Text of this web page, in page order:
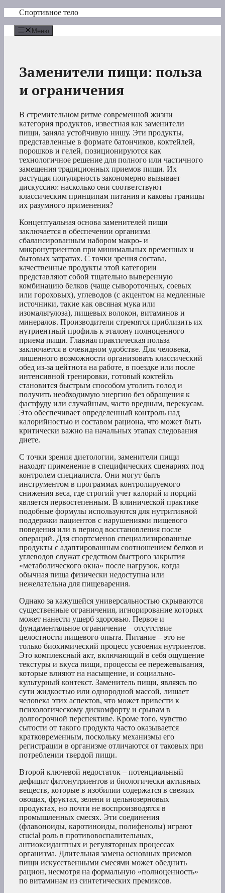
Перейти
содержимому
Спортивное тело
Меню
Заменители пищи: польза
и ограничения
В стремительном ритме современной жизни
категория продуктов, известная как заменители
пищи, заняла устойчивую нишу. Эти продукты,
представленные в формате батончиков, коктейлей,
порошков и гелей, позиционируются как
технологичное решение для полного или частичного
замещения традиционных приемов пищи. Их
растущая популярность закономерно вызывает
дискуссию: насколько они соответствуют
классическим принципам питания и каковы границы
их разумного применения?
Концептуальная основа заменителей пищи
заключается в обеспечении организма
сбалансированным набором макро- и
микронутриентов при минимальных временных и
бытовых затратах. С точки зрения состава,
качественные продукты этой категории
представляют собой тщательно выверенную
комбинацию белков (чаще сывороточных, соевых
или гороховых), углеводов (с акцентом на медленные
источники, такие как овсяная мука или
изомальтулоза), пищевых волокон, витаминов и
минералов. Производители стремятся приблизить их
нутриентный профиль к эталону полноценного
приема пищи. Главная практическая польза
заключается в очевидном удобстве. Для человека,
лишенного возможности организовать классический
обед из-за цейтнота на работе, в поездке или после
интенсивной тренировки, готовый коктейль
становится быстрым способом утолить голод и
получить необходимую энергию без обращения к
фастфуду или случайным, часто вредным, перекусам.
Это обеспечивает определенный контроль над
калорийностью и составом рациона, что может быть
критически важно на начальных этапах следования
диете.
С точки зрения диетологии, заменители пищи
находят применение в специфических сценариях под
контролем специалиста. Они могут быть
инструментом в программах контролируемого
снижения веса, где строгий учет калорий и порций
является первостепенным. В клинической практике
подобные формулы используются для нутритивной
поддержки пациентов с нарушениями пищевого
поведения или в период восстановления после
операций. Для спортсменов специализированные
продукты с адаптированным соотношением белков и
углеводов служат средством быстрого закрытия
«метаболического окна» после нагрузок, когда
обычная пища физически недоступна или
нежелательна для пищеварения.
Однако за кажущейся универсальностью скрываются
существенные ограничения, игнорирование которых
может нанести ущерб здоровью. Первое и
фундаментальное ограничение – отсутствие
целостности пищевого опыта. Питание – это не
только биохимический процесс усвоения нутриентов.
Это комплексный акт, включающий в себя ощущение
текстуры и вкуса пищи, процессы ее пережевывания,
которые влияют на насыщение, и социально-
культурный контекст. Заменитель пищи, являясь по
сути жидкостью или однородной массой, лишает
человека этих аспектов, что может привести к
психологическому дискомфорту и срывам в
долгосрочной перспективе. Кроме того, чувство
сытости от такого продукта часто оказывается
кратковременным, поскольку механизмы его
регистрации в организме отличаются от таковых при
потреблении твердой пищи.
Второй ключевой недостаток – потенциальный
дефицит фитонутриентов и биологически активных
веществ, которые в изобилии содержатся в свежих
овощах, фруктах, зелени и цельнозерновых
продуктах, но почти не воспроизводятся в
промышленных смесях. Эти соединения
(флавоноиды, каротиноиды, полифенолы) играют
crucial роль в противовоспалительных,
антиоксидантных и регуляторных процессах
организма. Длительная замена основных приемов
пищи искусственными смесями может обеднить
рацион, несмотря на формальную «полноценность»
по витаминам из синтетических премиксов.